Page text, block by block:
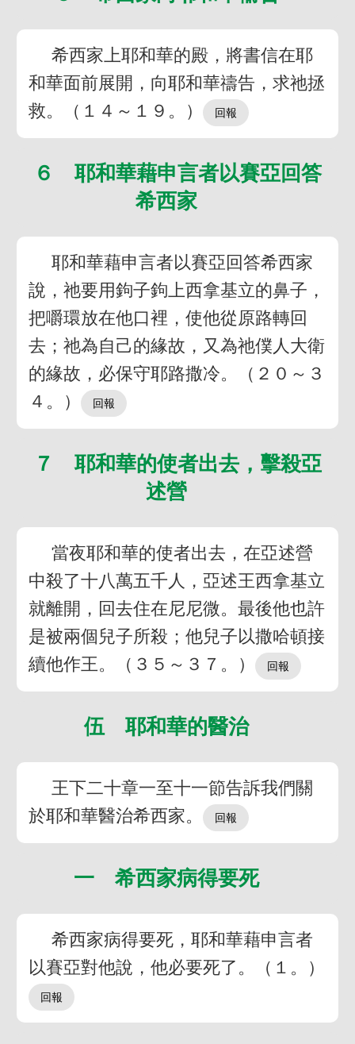
希西家上耶和華的殿，將書信在耶
和華面前展開，向耶和華禱告，求祂拯
救。（１４～１９。）
６ 耶和華藉申言者以賽亞回答
希西家
耶和華藉申言者以賽亞回答希西家
說，祂要用鉤子鉤上西拿基立的鼻子，
把嚼環放在他口裡，使他從原路轉回
去；祂為自己的緣故，又為祂僕人大衛
的緣故，必保守耶路撒冷。（２０～３
４。）
７ 耶和華的使者出去，擊殺亞
述營
當夜耶和華的使者出去，在亞述營
中殺了十八萬五千人，亞述王西拿基立
就離開，回去住在尼尼微。最後他也許
是被兩個兒子所殺；他兒子以撒哈頓接
續他作王。（３５～３７。）
伍 耶和華的醫治
王下二十章一至十一節告訴我們關
於耶和華醫治希西家。
一 希西家病得要死
希西家病得要死，耶和華藉申言者
以賽亞對他說，他必要死了。（１。）